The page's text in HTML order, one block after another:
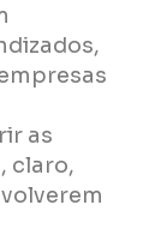
as
claro,